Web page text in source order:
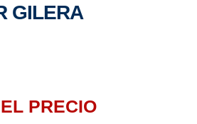
GILERA
PRECIO